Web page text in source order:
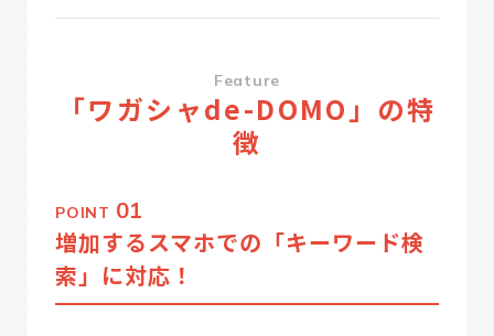
Feature
「ワガシャde-DOMO」の特
徴
POINT 01
増加するスマホでの「キーワード検
索」に対応！